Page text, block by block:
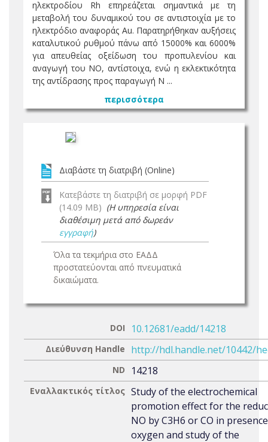
ηλεκτροδίου Rh επηρεάζεται σημαντικά με τη
μεταβολή του δυναμικού του σε αντιστοιχία με το
ηλεκτρόδιο αναφοράς Au. Παρατηρήθηκαν αυξήσεις
καταλυτικού ρυθμού πάνω από 15000% και 6000%
για απευθείας οξείδωση του προπυλενίου και
αναγωγή του NO, αντίστοιχα, ενώ η εκλεκτικότητα
της αντίδρασης προς παραγωγή N ...
περισσότερα
Διαβάστε τη διατριβή (Online)
Κατεβάστε τη διατριβή σε μορφή PDF
(14.09 MB) (Η υπηρεσία είναι
διαθέσιμη μετά από δωρεάν
εγγραφή)
Όλα τα τεκμήρια στο ΕΑΔΔ
προστατεύονται από πνευματικά
δικαιώματα.
DOI 10.12681/eadd/14218
Διεύθυνση Handle http://hdl.handle.net/10442/
ND 14218
Εναλλακτικός τίτλος Study of the electrochemical
promotion effect for the
NO by C3H6 or CO in
oxygen and study of the